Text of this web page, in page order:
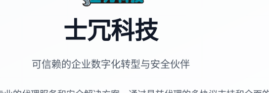
士冗科技
可信赖的企业数字化转型与安全伙伴